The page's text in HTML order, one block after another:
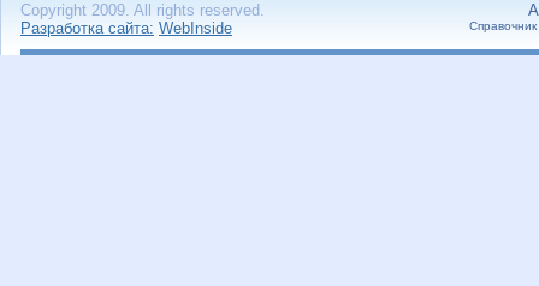
Copyright 2009. All rights reserved.
Разработка сайта: WebInside